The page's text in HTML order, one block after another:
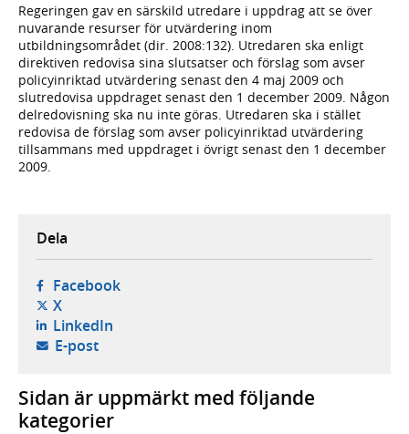
Regeringen gav en särskild utredare i uppdrag att se över
nuvarande resurser för utvärdering inom
utbildningsområdet (dir. 2008:132). Utredaren ska enligt
direktiven redovisa sina slutsatser och förslag som avser
policyinriktad utvärdering senast den 4 maj 2009 och
slutredovisa uppdraget senast den 1 december 2009. Någon
delredovisning ska nu inte göras. Utredaren ska i stället
redovisa de förslag som avser policyinriktad utvärdering
tillsammans med uppdraget i övrigt senast den 1 december
2009.
Dela
Facebook- öppnas i ny flik, extern webbplats,
X- öppnas i ny flik, extern webbplats,
LinkedIn- öppnas i ny flik, extern webbplats,
E-post- öppnar din e-postklient,
Sidan är uppmärkt med följande
kategorier